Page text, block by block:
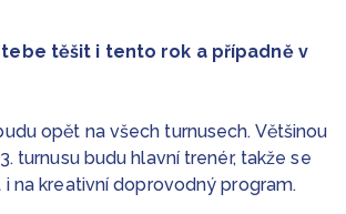
tebe těšit i tento rok a případně v
opět na všech turnusech. Většinou
turnusu budu hlavní trenér, takže se
na kreativní doprovodný program.